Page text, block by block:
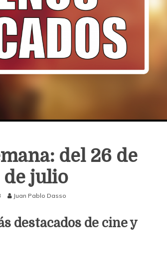
del 26 de
de julio
Juan Pablo Dasso
destacados de cine y